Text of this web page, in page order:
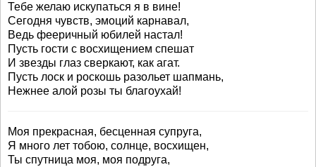
Тебе желаю искупаться я в вине!
Сегодня чувств, эмоций карнавал,
Ведь фееричный юбилей настал!
Пусть гости с восхищением спешат
И звезды глаз сверкают, как агат.
Пусть лоск и роскошь разольет шапмань,
Нежнее алой розы ты благоухай!
Моя прекрасная, бесценная супруга,
Я много лет тобою, солнце, восхищен,
Ты спутница моя, моя подруга,